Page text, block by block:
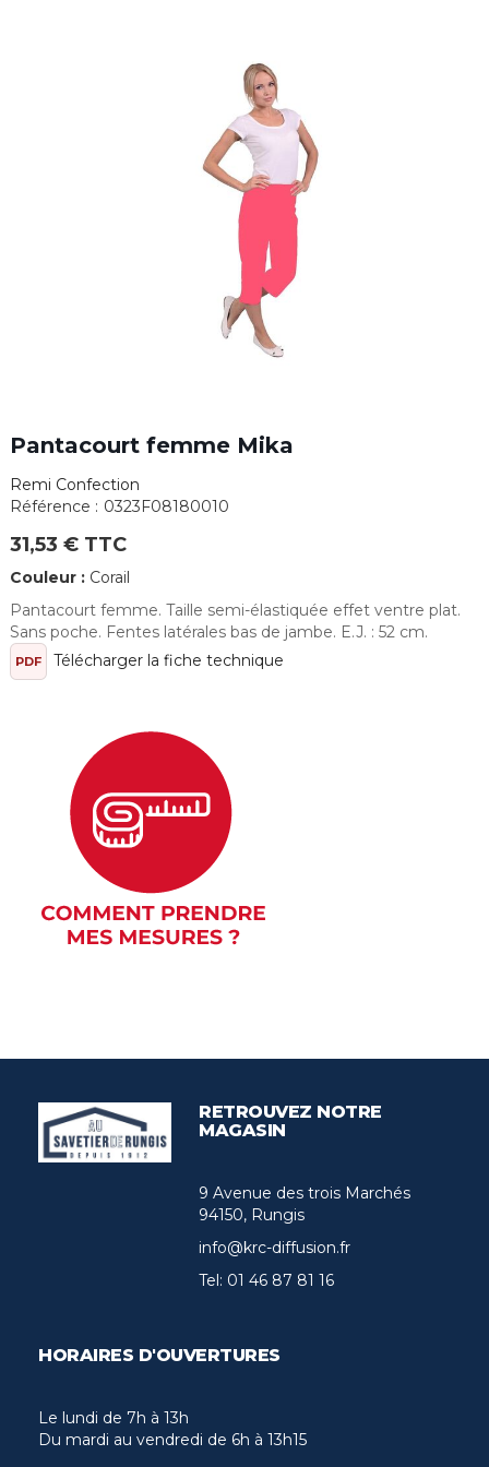
Pantacourt femme Mika
Remi Confection
Référence : 0323F08180010
31,53 € TTC
Couleur : Corail
Pantacourt femme. Taille semi-élastiquée effet ventre plat.
Sans poche. Fentes latérales bas de jambe. E.J. : 52 cm.
PDF Télécharger la fiche technique
RETROUVEZ NOTRE
MAGASIN
9 Avenue des trois Marchés
94150, Rungis
info@krc-diffusion.fr
Tel: 01 46 87 81 16
HORAIRES D'OUVERTURES
Le lundi de 7h à 13h
Du mardi au vendredi de 6h à 13h15